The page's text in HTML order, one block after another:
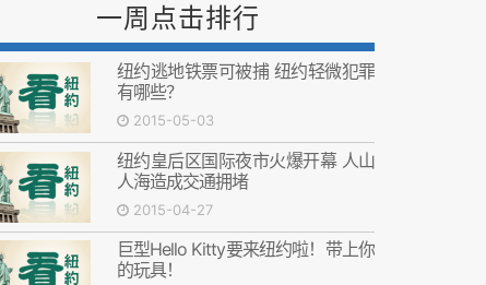
一周点击排行
纽约逃地铁票可被捕 纽约轻微犯罪
有哪些？
2015-05-03
纽约皇后区国际夜市火爆开幕 人山
人海造成交通拥堵
2015-04-27
巨型Hello Kitty要来纽约啦！带上你
的玩具！